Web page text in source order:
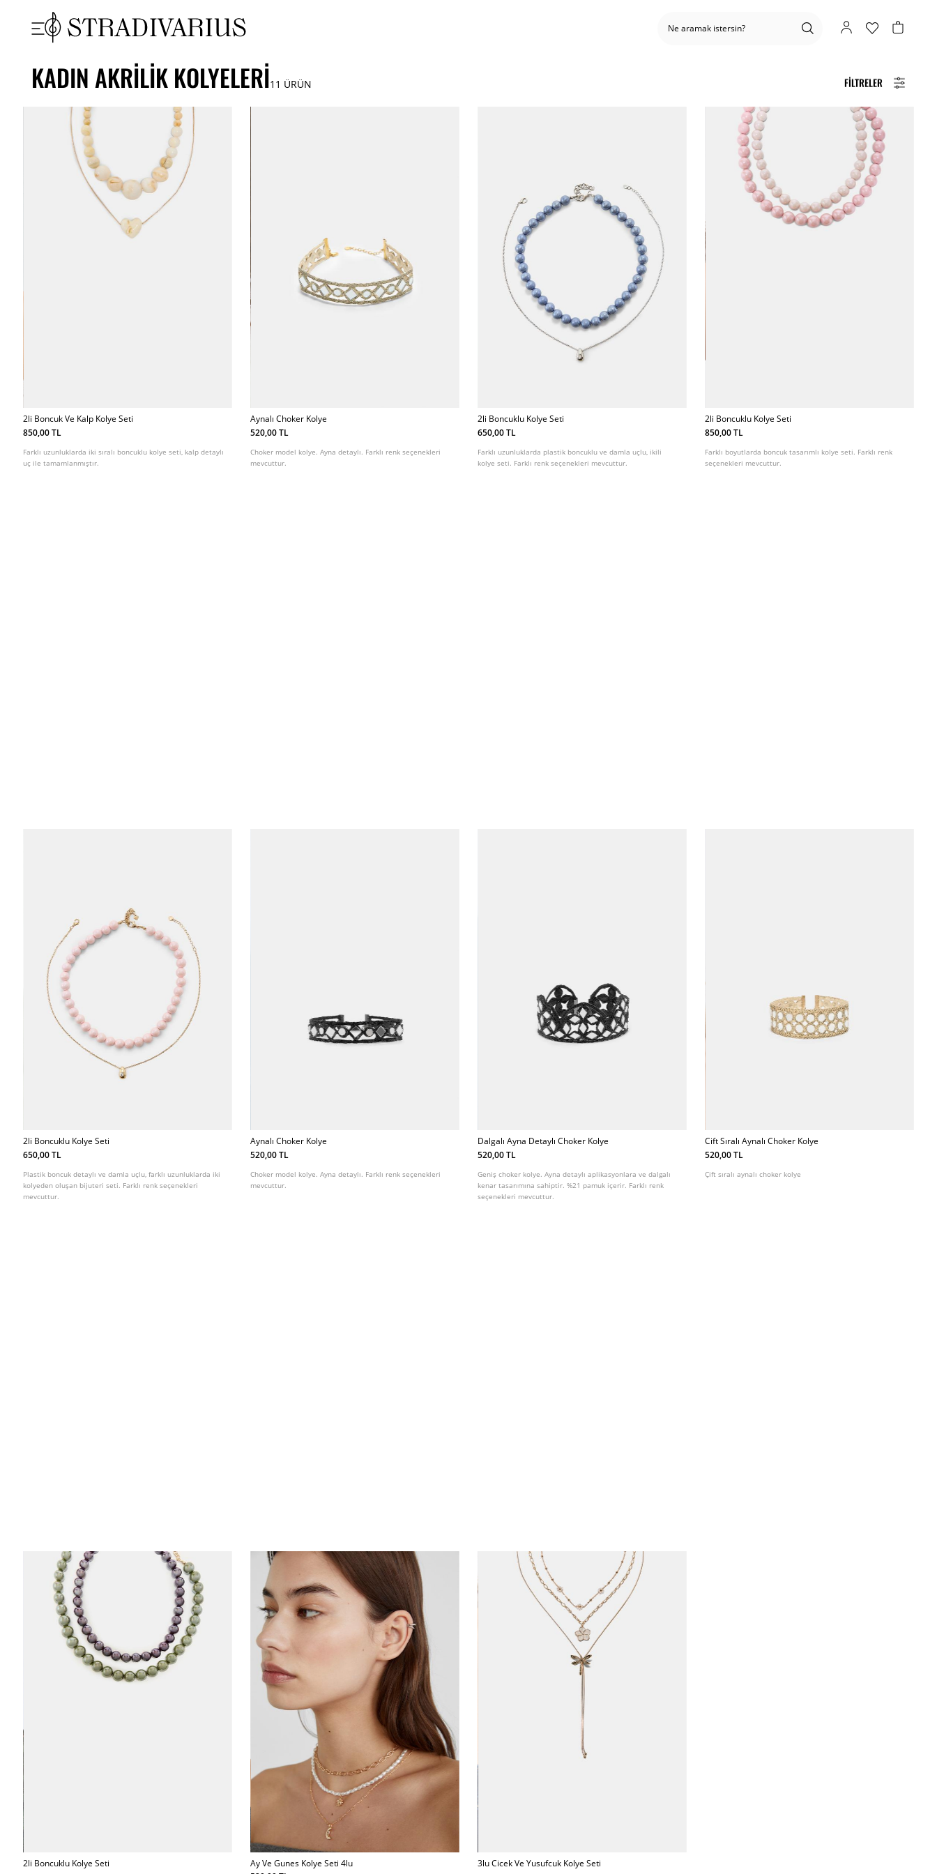
FILTRELER
KADIN AKRILIK KOLYELERI11 ÜRÜN
2li Boncuk Ve Kalp Kolye Seti
850,00 TL
Farklı uzunluklarda iki sıralı boncuklu kolye seti, kalp detaylı
uç ile tamamlanmıştır.
Aynalı Choker Kolye
520,00 TL
Choker model kolye. Ayna detaylı. Farklı renk seçenekleri
mevcuttur.
2li Boncuklu Kolye Seti
650,00 TL
Farklı uzunluklarda plastik boncuklu ve damla uçlu, ikili
kolye seti. Farklı renk seçenekleri mevcuttur.
2li Boncuklu Kolye Seti
850,00 TL
Farklı boyutlarda boncuk tasarımlı kolye seti. Farklı renk
seçenekleri mevcuttur.
2li Boncuklu Kolye Seti
650,00 TL
Plastik boncuk detaylı ve damla uçlu, farklı uzunluklarda iki
kolyeden oluşan bijuteri seti. Farklı renk seçenekleri
mevcuttur.
Aynalı Choker Kolye
520,00 TL
Choker model kolye. Ayna detaylı. Farklı renk seçenekleri
mevcuttur.
Dalgalı Ayna Detaylı Choker Kolye
520,00 TL
Geniş choker kolye. Ayna detaylı aplikasyonlara ve dalgalı
kenar tasarımına sahiptir. %21 pamuk içerir. Farklı renk
seçenekleri mevcuttur.
Cift Sıralı Aynalı Choker Kolye
520,00 TL
Çift sıralı aynalı choker kolye
2li Boncuklu Kolye Seti
Ay Ve Gunes Kolye Seti 4lu
3lu Cicek Ve Yusufcuk Kolye Seti